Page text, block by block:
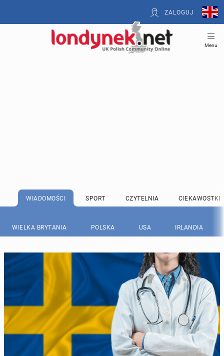
ZALOGUJ
Menu
WIADOMOŚCI SPORT CZYTELNIA CIEKAWOSTKI
WIELKA BRYTANIA POLSKA USA IRLANDIA